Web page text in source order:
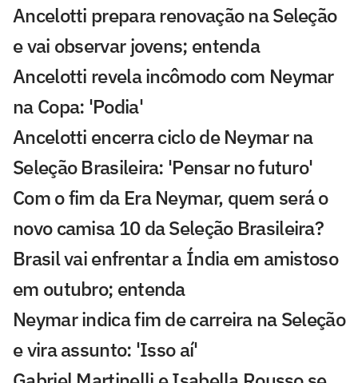
Ancelotti prepara renovação na Seleção
e vai observar jovens; entenda
Ancelotti revela incômodo com Neymar
na Copa: 'Podia'
Ancelotti encerra ciclo de Neymar na
Seleção Brasileira: 'Pensar no futuro'
Com o fim da Era Neymar, quem será o
novo camisa 10 da Seleção Brasileira?
Brasil vai enfrentar a Índia em amistoso
em outubro; entenda
Neymar indica fim de carreira na Seleção
e vira assunto: 'Isso aí'